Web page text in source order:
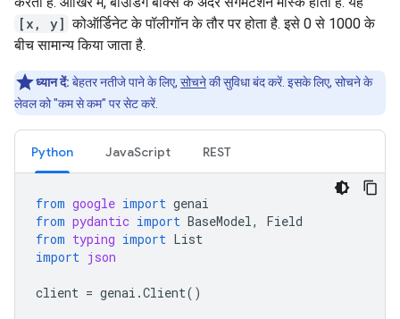
[x, y] कोऑर्डिनेट के पॉलीगॉन के तौर पर होता है. इसे 0 से 1000 के
बीच सामान्य किया जाता है.
ध्यान दें: बेहतर नतीजे पाने के लिए, सोचनेकी सुविधा बंद करें. इसके लिए, सोचने के
लेवल को "कम से कम" पर सेट करें.
Python JavaScript REST
from google import genai
from pydantic import BaseModel,
Field
from typing import List
import json
client = genai .Client()